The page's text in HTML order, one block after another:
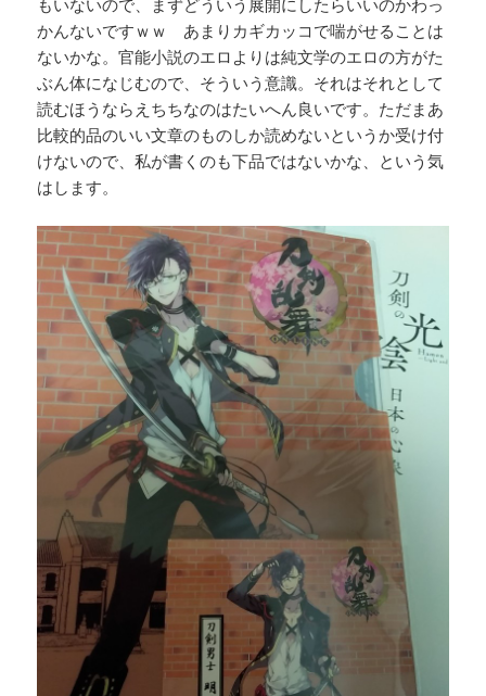
もいないので、まずどういう展開にしたらいいのかわっ
かんないですｗｗ あまりカギカッコで喘がせることは
ないかな。官能小説のエロよりは純文学のエロの方がた
ぶん体になじむので、そういう意識。それはそれとして
読むほうならえちちなのはたいへん良いです。ただまあ
比較的品のいい文章のものしか読めないというか受け付
けないので、私が書くのも下品ではないかな、という気
はします。